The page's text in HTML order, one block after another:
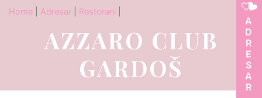
ADRESAR
Home Adresar Restorani
AZZARO CLUB
GARDOŠ